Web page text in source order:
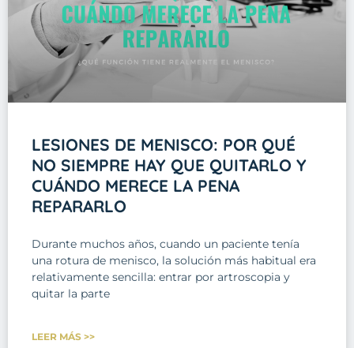
LESIONES DE MENISCO: POR QUÉ
NO SIEMPRE HAY QUE QUITARLO Y
CUÁNDO MERECE LA PENA
REPARARLO
Durante muchos años, cuando un paciente tenía
una rotura de menisco, la solución más habitual era
relativamente sencilla: entrar por artroscopia y
quitar la parte
LEER MÁS >>